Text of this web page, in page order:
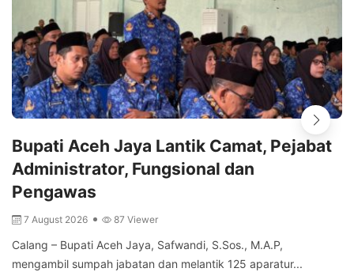
Bupati Aceh Jaya Lantik Camat, Pejabat
Administrator, Fungsional dan
Pengawas
7 August 2026 87 Viewer
Calang – Bupati Aceh Jaya, Safwandi, S.Sos., M.A.P,
mengambil sumpah jabatan dan melantik 125 aparatur...